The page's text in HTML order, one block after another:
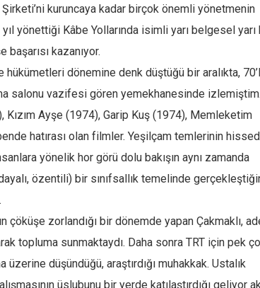
kuruncaya kadar birçok önemli yönetmenin
yıl yönettiği Kâbe Yollarında isimli yarı belgesel yarı
kazanıyor.
hükümetleri dönemine denk düştüğü bir aralıkta,
salonu vazifesi gören yemekhanesinde izlemiştim.
Ayşe (1974), Garip Kuş (1974), Memleketim
hatırası olan filmler. Yeşilçam temlerinin
yönelik hor görü dolu bakışın aynı zamanda
özentili) bir sınıfsallık temelinde
çöküşe zorlandığı bir dönemde yapan Çakmaklı,
topluma sunmaktaydı. Daha sonra TRT için pek
düşündüğü, araştırdığı muhakkak. Ustalık
üslubunu bir yerde katılaştırdığı geliyor